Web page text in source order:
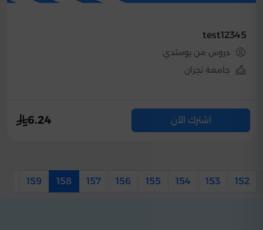
test12345
دروس من يوستدي
جامعة نجران
اشترك الآن 6.24
152
153
154
155
156
157
158
159